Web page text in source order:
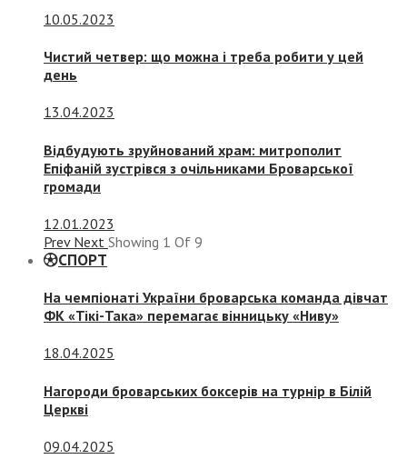
10.05.2023
Чистий четвер: що можна і треба робити у цей
день
13.04.2023
Відбудують зруйнований храм: митрополит
Епіфаній зустрівся з очільниками Броварської
громади
12.01.2023
Prev Next Showing 1 Of 9
СПОРТ
На чемпіонаті України броварська команда дівчат
ФК «Тікі-Така» перемагає вінницьку «Ниву»
18.04.2025
Нагороди броварських боксерів на турнір в Білій
Церкві
09.04.2025